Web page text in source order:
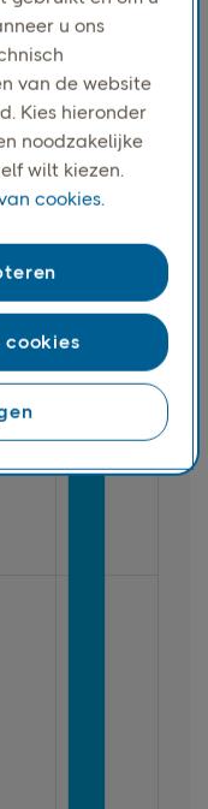
u ons
van de website
Kies hieronder
noodzakelijke
wilt kiezen.
cookies.